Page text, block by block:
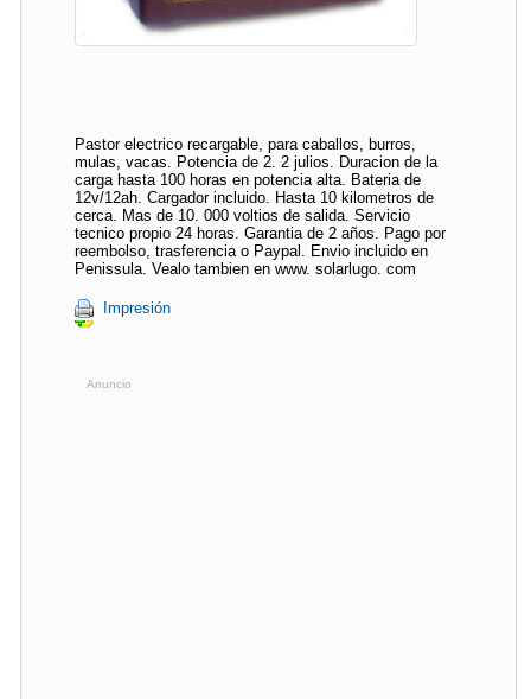
Pastor electrico recargable, para caballos, burros,
mulas, vacas. Potencia de 2. 2 julios. Duracion de la
carga hasta 100 horas en potencia alta. Bateria de
12v/12ah. Cargador incluido. Hasta 10 kilometros de
cerca. Mas de 10. 000 voltios de salida. Servicio
tecnico propio 24 horas. Garantia de 2 años. Pago por
reembolso, trasferencia o Paypal. Envio incluido en
Penissula. Vealo tambien en www. solarlugo. com
Impresión
Anuncio